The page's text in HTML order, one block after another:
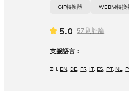
GIF轉換器 WEBM轉換
5.0 57 則評論
支援語言：
ZH, EN, DE, FR, IT, ES, PT, NL,